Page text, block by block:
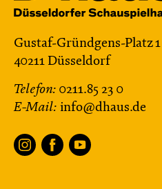
JUNGES SCHAUSPIEL
Blinde­kuh mit
Kindheitserinnerungen
von Anna Yamchuk,
Natalya Herasym und
in einer Bearbeitung
und Robert Gerloff
Gustaf-Gründgens-Platz 1
40211 Düsseldorf
Telefon: 0211.85 23 0
E-Mail: info@dhaus.de